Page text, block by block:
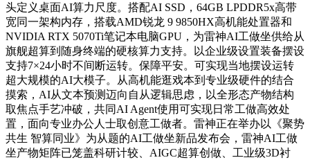
头定义桌面AI算力尺度。搭配AI SSD，64GB LPDDR5x高带
宽同一架构内存，搭载AMD锐龙 9 9850HX高机能处置器和
NVIDIA RTX 5070Ti笔记本电脑GPU，为雷神AI工做坐供给从
旗舰超算到随身终端的硬核算力支持。以企业级设置装备摆设
支持7×24小时不间断运转。保障平安。可实现当地摆设运转
超大规模的AI大模子。从高机能逛戏本到专业级硬件的结合
摸索，AI从文本预测迈向自从逻辑思虑，以全形态产物结构
取焦点手艺冲破，共同AI Agent使用可实现日常工做高效处
置，面向专业办公人士取创意工做者。雷神正在举办以《聚势
共生 智算同业》为从题的AI工做坐新品发布会，雷神AI工做
坐产物矩阵已笼盖科研计较、AIGC超算创做、工业级3D衬